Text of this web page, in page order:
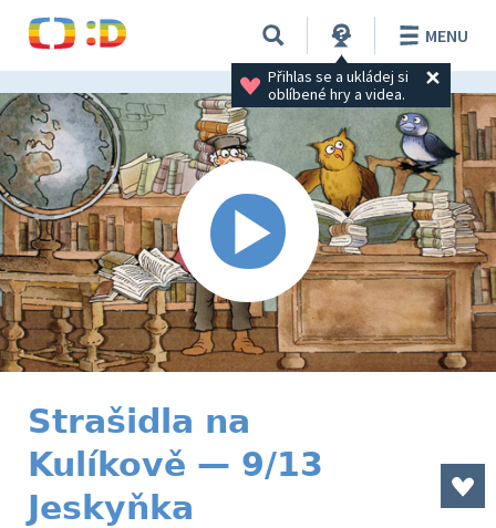
Přihlas se a ukládej si
oblíbené hry a videa.
MENU
Strašidla na
Kulíkově — 9/13
Jeskyňka